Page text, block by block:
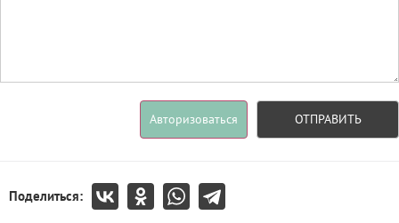
Авторизоваться ОТПРАВИТЬ
Поделиться: